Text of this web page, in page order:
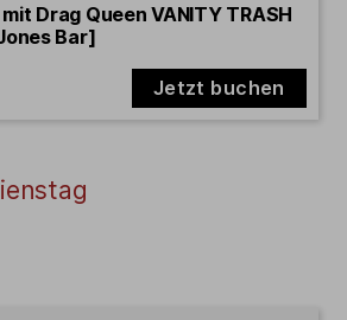
Drag Queen VANITY TRASH
Bar]
Jetzt buchen